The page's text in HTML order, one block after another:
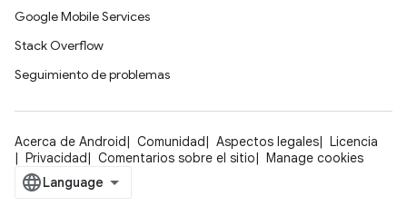
Google Mobile Services
Stack Overflow
Seguimiento de problemas
Acerca de Android Comunidad Aspectos legales
Licencia
Privacidad
Comentarios sobre el sitio Manage cookies